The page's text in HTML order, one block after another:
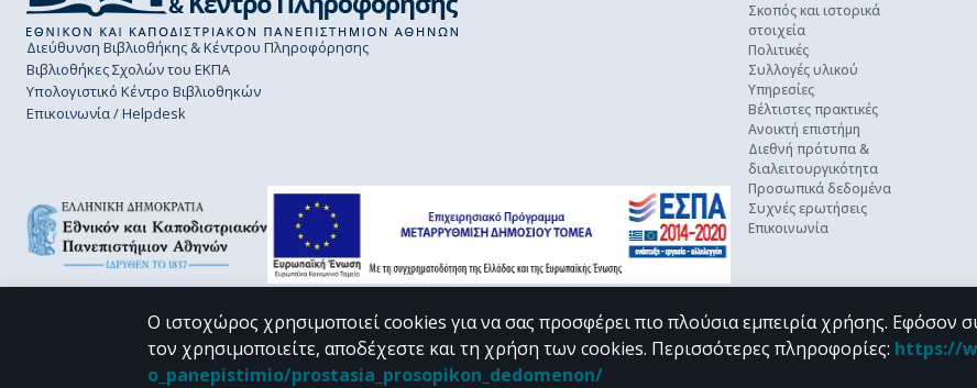
Διεύθυνση Βιβλιοθήκης & Κέντρου Πληροφόρησης
Βιβλιοθήκες Σχολών του ΕΚΠΑ
Υπολογιστικό Κέντρο Βιβλιοθηκών
Επικοινωνία / Helpdesk
Σκοπός και ιστορικά
στοιχεία
Πολιτικές
Συλλογές υλικού
Υπηρεσίες
Βέλτιστες πρακτικές
Ανοικτή επιστήμη
Διεθνή πρότυπα &
διαλειτουργικότητα
Προσωπικά δεδομένα
Συχνές ερωτήσεις
Επικοινωνία
CC BY-NC 4.0
Ο ιστοχώρος χρησιμοποιεί cookies για να σας προσφέρει πιο πλούσια εμπειρία χρήσης. Εφόσον
τον χρησιμοποιείτε, αποδέχεστε και τη χρήση των cookies. Περισσότερες πληροφορίες: https://
o_panepistimio/prostasia_prosopikon_dedomenon/